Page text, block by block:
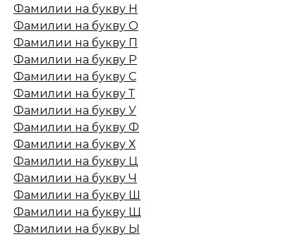
Фамилии на букву Н
Фамилии на букву О
Фамилии на букву П
Фамилии на букву Р
Фамилии на букву С
Фамилии на букву Т
Фамилии на букву У
Фамилии на букву Ф
Фамилии на букву Х
Фамилии на букву Ц
Фамилии на букву Ч
Фамилии на букву Ш
Фамилии на букву Щ
Фамилии на букву Ы